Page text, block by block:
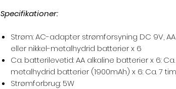
Specifikationer:
Strøm: AC-adapter strømforsyning DC 9V,
eller nikkel-metalhydrid batterier x 6
Ca. batterilevetid: AA alkaline batterier x 6:
metalhydrid batterier (1900mAh) x 6: Ca. 7
Strømforbrug: 5W